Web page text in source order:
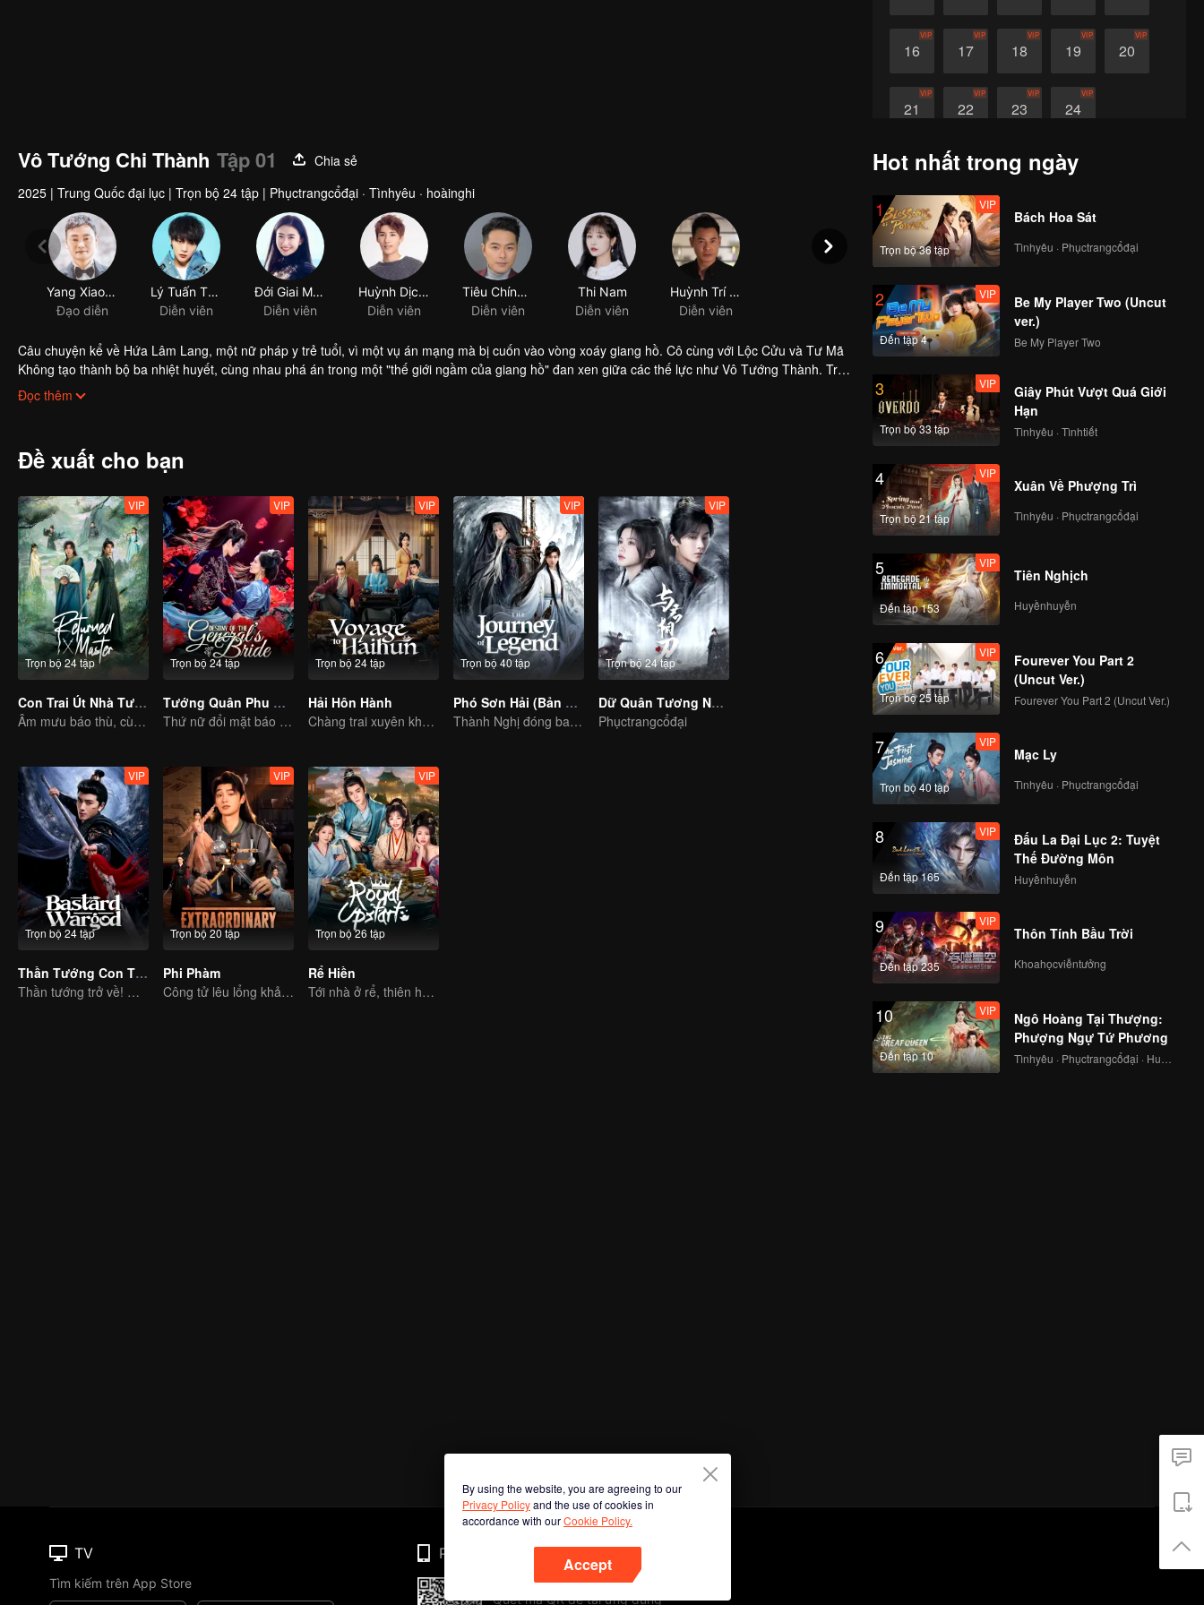
16
VIP
17
VIP
18
VIP
19
VIP
20
VIP
21
VIP
22
VIP
23
VIP
24
VIP
Vô Tướng Chi Thành Tập 01
Chia sẻ
2025 | Trung Quốc đại lục | Trọn bộ 24 tập | Phụctrangcổđại · Tìnhyêu · hoàinghi
Yang Xiaobo
Đạo diễn
Lý Tuấn Thần
Diễn viên
Đới Giai Mẫn
Diễn viên
Huỳnh Dịch Bân
Diễn viên
Tiêu Chính Nam
Diễn viên
Thi Nam
Diễn viên
Huỳnh Trí Hiền
Diễn viên
Câu chuyện kể về Hứa Lâm Lang, một nữ pháp y trẻ tuổi, vì một vụ án mạng mà bị cuốn vào vòng xoáy giang hồ. Cô cùng với Lộc Cửu và Tư Mã
Không tạo thành bộ ba nhiệt huyết, cùng nhau phá án trong một "thế giới ngầm của giang hồ" đan xen giữa các thế lực như Vô Tướng Thành. Trên
hành trình đó, họ đã vạch trần sự thật, trưởng thành và có những mối duyên tình cảm đầy ý nghĩa.
Đọc thêm
Đề xuất cho bạn
Trọn bộ 24 tập
VIP
Con Trai Út Nhà Tướng Quân
Âm mưu báo thù, cùng kết tình nghĩa
Trọn bộ 24 tập
VIP
Tướng Quân Phu Nhân Cớ Sao Lại Thế
Thứ nữ đổi mặt báo thù, gia đấu phủ tướng quân
Trọn bộ 24 tập
VIP
Hải Hôn Hành
Chàng trai xuyên không giúp phế đế thay đổi số mệnh.
Trọn bộ 40 tập
VIP
Phó Sơn Hải (Bản Tiếng Anh)
Thành Nghị đóng ba vai, nhiệt huyết phá đảo giang hồ
Trọn bộ 24 tập
VIP
Dữ Quân Tương Nhẫn
Phụctrangcổđại
Trọn bộ 24 tập
VIP
Thần Tướng Con Thứ
Thần tướng trở về! Mưu quyền diệt gian, giành lại chân ái.
Trọn bộ 20 tập
VIP
Phi Phàm
Công tử lêu lổng khả năng phi phàm, ra tay thay đổi vận mệnh bị an bài
Trọn bộ 26 tập
VIP
Rể Hiền
Tới nhà ở rể, thiên hạ vô địch
Hot nhất trong ngày
1
Trọn bộ 36 tập
VIP
Bách Hoa Sát
Tìnhyêu · Phụctrangcổđại
2
Đến tập 4
VIP
Be My Player Two (Uncut
ver.)
Be My Player Two
3
Trọn bộ 33 tập
VIP
Giây Phút Vượt Quá Giới
Hạn
Tìnhyêu · Tìnhtiết
4
Trọn bộ 21 tập
VIP
Xuân Về Phượng Trì
Tìnhyêu · Phụctrangcổđại
5
Đến tập 153
VIP
Tiên Nghịch
Huyềnhuyễn
6
Trọn bộ 25 tập
VIP
Fourever You Part 2
(Uncut Ver.)
Fourever You Part 2 (Uncut Ver.)
7
Trọn bộ 40 tập
VIP
Mạc Ly
Tìnhyêu · Phụctrangcổđại
8
Đến tập 165
VIP
Đấu La Đại Lục 2: Tuyệt
Thế Đường Môn
Huyềnhuyễn
9
Đến tập 235
VIP
Thôn Tính Bầu Trời
Khoahọcviễntưởng
10
Đến tập 10
VIP
Ngô Hoàng Tại Thượng:
Phượng Ngự Tứ Phương
By using the website, you are agreeing to our
Privacy Policyand the use of cookies in
accordance with ourCookie Policy.
Accept
TV
Tìm kiếm trên App Store
Phone
Quét mã QR để tải ứng dụng